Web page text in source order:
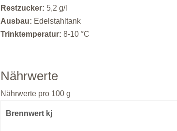
Restzucker: 5,2 g/l
Ausbau: Edelstahltank
Trinktemperatur:8-10 °C
Nährwerte
Nährwerte pro 100 g
Brennwert kj